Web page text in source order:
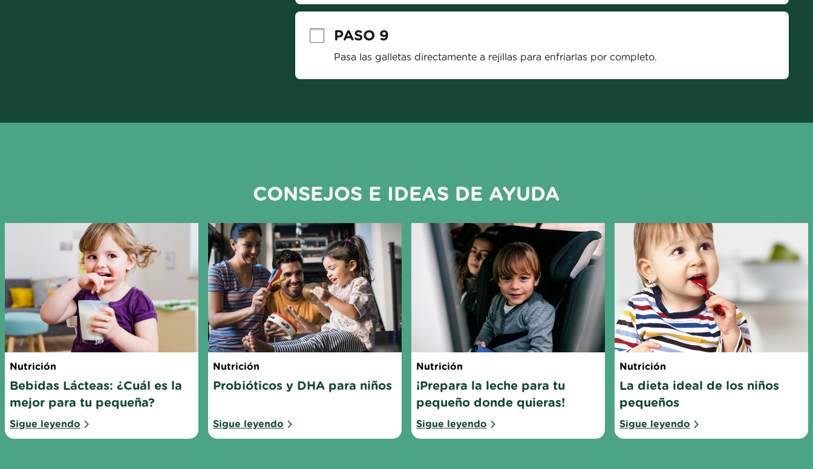
PASO 9
Pasa las galletas directamente a rejillas para enfriarlas por completo.
CONSEJOS E IDEAS DE AYUDA
Nutrición
Bebidas Lácteas: ¿Cuál es la
mejor para tu pequeña?
Sigue leyendo
Nutrición
Probióticos y DHA para niños
Sigue leyendo
Nutrición
¡Prepara la leche para tu
pequeño donde quieras!
Sigue leyendo
Nutrición
La dieta ideal de los niños
pequeños
Sigue leyendo